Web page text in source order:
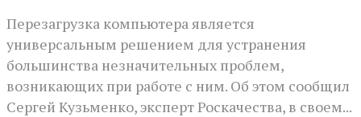
Перезагрузка компьютера является
универсальным решением для устранения
большинства незначительных проблем,
возникающих при работе с ним. Об этом сообщил
Сергей Кузьменко, эксперт Роскачества, в своем...